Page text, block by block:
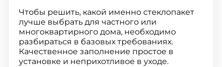
Чтобы решить, какой именно стеклопакет
лучше выбрать для частного или
многоквартирного дома, необходимо
разбираться в базовых требованиях.
Качественное заполнение простое в
установке и неприхотливое в уходе.